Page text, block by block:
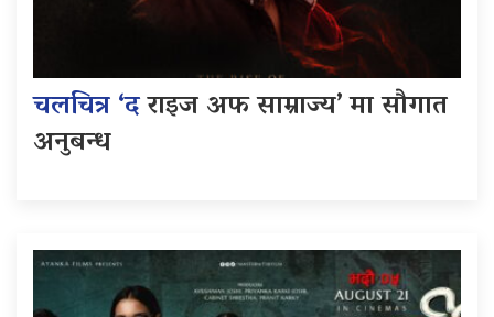
चलचित्र ‘दराइज अफ साम्राज्य’ मा सौगात
अनुबन्ध